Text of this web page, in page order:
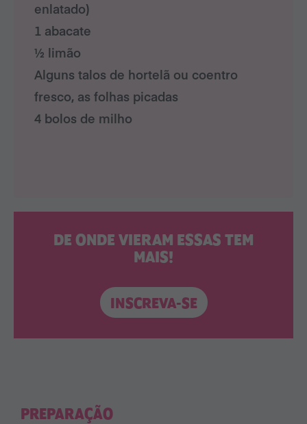
DE ONDE VIERAM ESSAS TEM
MAIS!
INSCREVA-SE
enlatado)
1 abacate
½ limão
Alguns talos de hortelã ou coentro
fresco, as folhas picadas
4 bolos de milho
PREPARAÇÃO